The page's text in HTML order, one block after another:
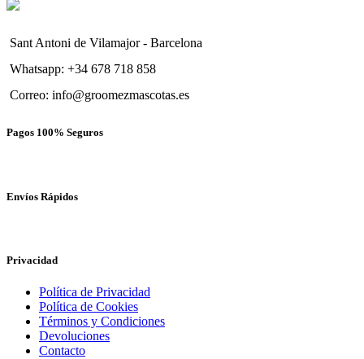
Sant Antoni de Vilamajor - Barcelona
Whatsapp: +34 678 718 858
Correo: info@groomezmascotas.es
Pagos 100% Seguros
Envíos Rápidos
Privacidad
Política de Privacidad
Política de Cookies
Términos y Condiciones
Devoluciones
Contacto